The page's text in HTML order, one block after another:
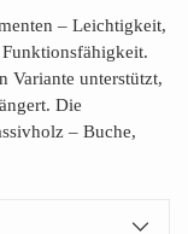
– Leichtigkeit,
Variante unterstützt,
Die
– Buche,